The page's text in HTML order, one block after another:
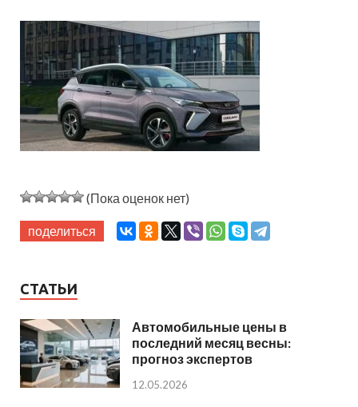
(Пока оценок нет)
поделиться
СТАТЬИ
Автомобильные цены в
последний месяц весны:
прогноз экспертов
12.05.2026